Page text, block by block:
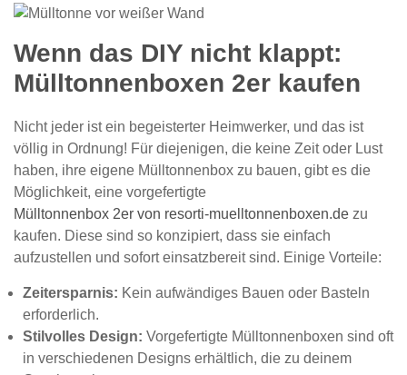
Wenn das DIY nicht klappt:
Mülltonnenboxen 2er kaufen
Nicht jeder ist ein begeisterter Heimwerker, und das ist
völlig in Ordnung! Für diejenigen, die keine Zeit oder Lust
haben, ihre eigene Mülltonnenbox zu bauen, gibt es die
Möglichkeit, eine vorgefertigte
Mülltonnenbox 2er von resorti-muelltonnenboxen.de zu
kaufen. Diese sind so konzipiert, dass sie einfach
aufzustellen und sofort einsatzbereit sind. Einige Vorteile:
Zeitersparnis: Kein aufwändiges Bauen oder Basteln
erforderlich.
Stilvolles Design: Vorgefertigte Mülltonnenboxen sind oft
in verschiedenen Designs erhältlich, die zu deinem